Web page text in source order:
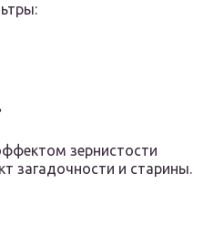
зернистости
загадочности и старины.